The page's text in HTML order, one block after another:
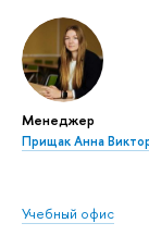
Менеджер
Прищак Анна
Учебный офис